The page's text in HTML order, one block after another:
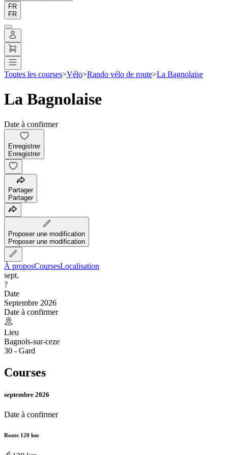
FR
FR
Toutes les courses>Vélo>Rando vélo de route>La Bagnolaise
La Bagnolaise
Date à confirmer
Enregistrer
Enregistrer
Partager
Partager
Proposer une modification
Proposer une modification
À proposCoursesLocalisation
sept.
?
Date
Septembre 2026
Date à confirmer
Lieu
Bagnols-sur-ceze
30 - Gard
Courses
septembre 2026
Date à confirmer
Route 120 km